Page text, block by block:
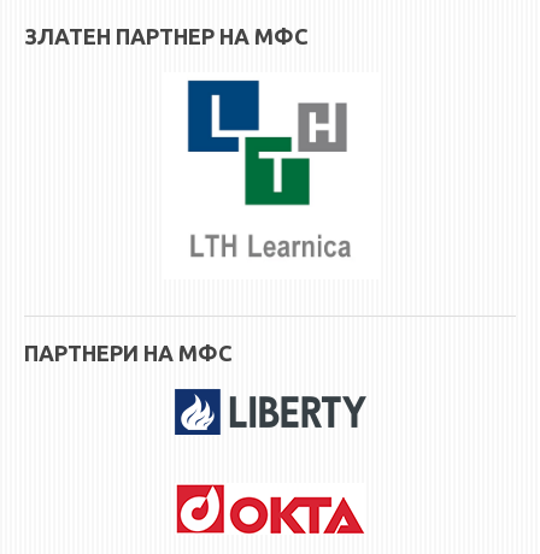
АНКЕТИ И САМОЕВАЛУАЦИИ
ТЕЛЕФОНСКИ ИМЕНИК
ЗЛАТЕН ПАРТНЕР НА МФС
ПАРТНЕРИ НА МФС